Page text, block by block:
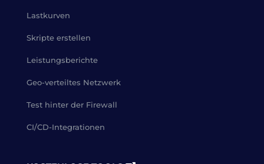
Lastkurven
Skripte erstellen
Leistungsberichte
Geo-verteiltes Netzwerk
Test hinter der Firewall
CI/CD-Integrationen